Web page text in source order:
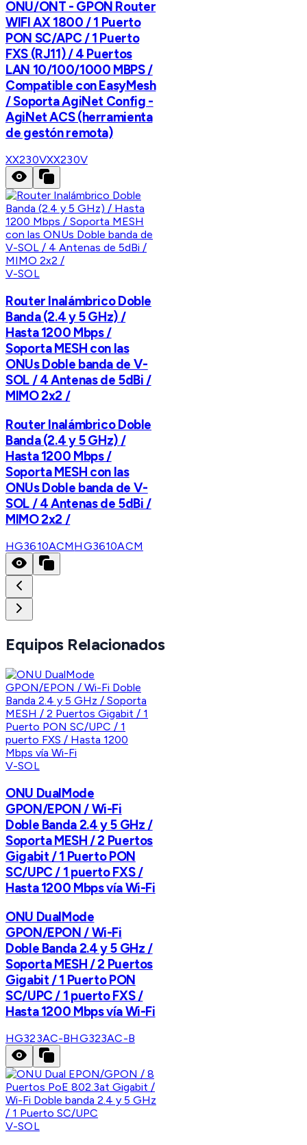
ONU/ONT - GPON Router
WIFI AX 1800 / 1 Puerto
PON SC/APC / 1 Puerto
FXS (RJ11) / 4 Puertos
LAN 10/100/1000 MBPS /
Compatible con EasyMesh
/ Soporta AgiNet Config -
AgiNet ACS (herramienta
de gestón remota)
XX230VXX230V
V-SOL
Router Inalámbrico Doble
Banda (2.4 y 5 GHz) /
Hasta 1200 Mbps /
Soporta MESH con las
ONUs Doble banda de V-
SOL / 4 Antenas de 5dBi /
MIMO 2x2 /
Router Inalámbrico Doble
Banda (2.4 y 5 GHz) /
Hasta 1200 Mbps /
Soporta MESH con las
ONUs Doble banda de V-
SOL / 4 Antenas de 5dBi /
MIMO 2x2 /
HG3610ACMHG3610ACM
Equipos Relacionados
V-SOL
ONU DualMode
GPON/EPON / Wi-Fi
Doble Banda 2.4 y 5 GHz /
Soporta MESH / 2 Puertos
Gigabit / 1 Puerto PON
SC/UPC / 1 puerto FXS /
Hasta 1200 Mbps vía Wi-Fi
ONU DualMode
GPON/EPON / Wi-Fi
Doble Banda 2.4 y 5 GHz /
Soporta MESH / 2 Puertos
Gigabit / 1 Puerto PON
SC/UPC / 1 puerto FXS /
Hasta 1200 Mbps vía Wi-Fi
HG323AC-BHG323AC-B
V-SOL